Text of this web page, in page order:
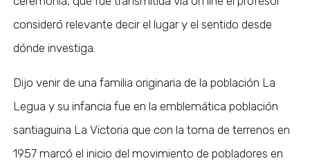
consideró relevante decir el lugar y el sentido desde
dónde investiga.
Dijo venir de una familia originaria de la población La
Legua y su infancia fue en la emblemática población
santiaguina La Victoria que con la toma de terrenos en
1957 marcó el inicio del movimiento de pobladores en